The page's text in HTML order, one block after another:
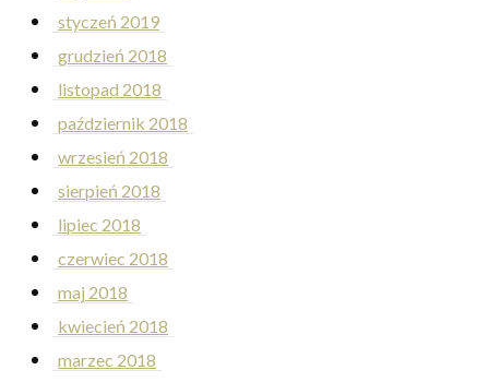
styczeń 2019
grudzień 2018
listopad 2018
październik 2018
wrzesień 2018
sierpień 2018
lipiec 2018
czerwiec 2018
maj 2018
kwiecień 2018
marzec 2018